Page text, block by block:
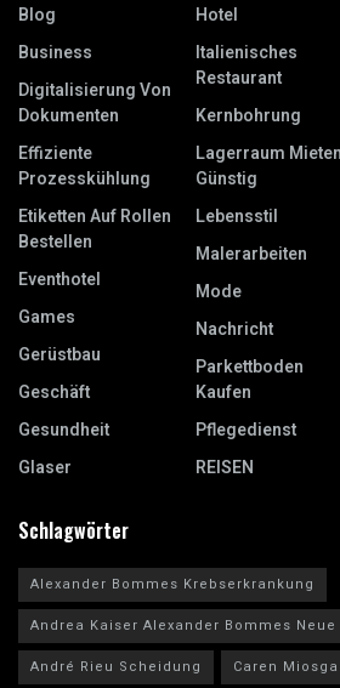
Blog
Business
Digitalisierung Von
Dokumenten
Effiziente
Prozesskühlung
Etiketten Auf Rollen
Bestellen
Eventhotel
Games
Gerüstbau
Geschäft
Gesundheit
Glaser
Hotel
Italienisches
Restaurant
Kernbohrung
Lagerraum Mieten
Günstig
Lebensstil
Malerarbeiten
Mode
Nachricht
Parkettboden
Kaufen
Pflegedienst
REISEN
Schlagwörter
Alexander Bommes Krebserkrankung
Andrea Kaiser Alexander Bommes Neue
André Rieu Scheidung
Caren